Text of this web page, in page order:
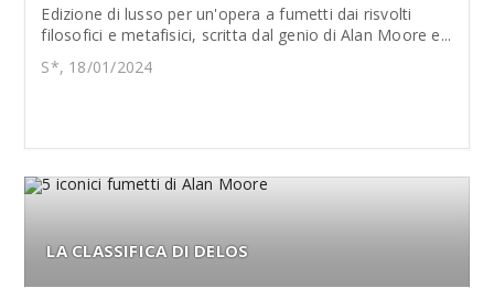
Edizione di lusso per un'opera a fumetti dai risvolti
filosofici e metafisici, scritta dal genio di Alan Moore e...
S*, 18/01/2024
LA CLASSIFICA DI DELOS